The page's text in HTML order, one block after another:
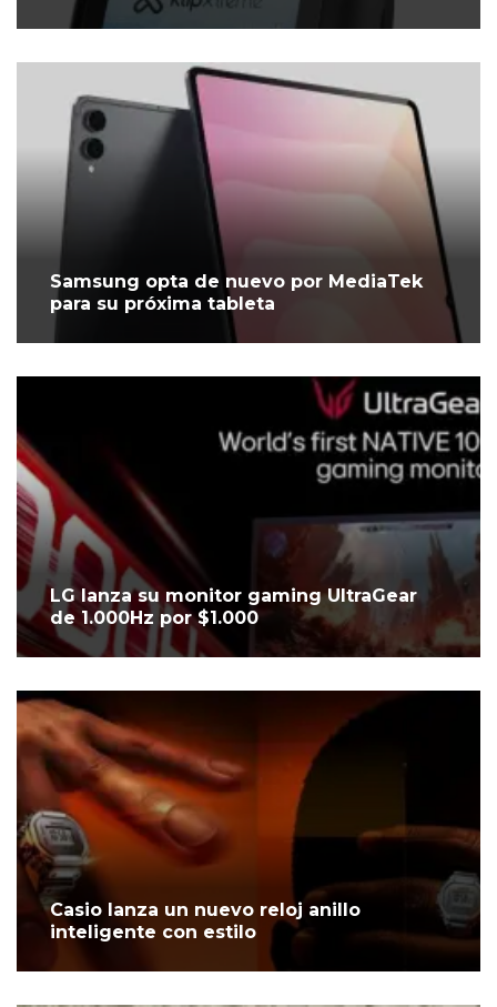
Samsung opta de nuevo por MediaTek
para su próxima tableta
LG lanza su monitor gaming UltraGear
de 1.000Hz por $1.000
Casio lanza un nuevo reloj anillo
inteligente con estilo